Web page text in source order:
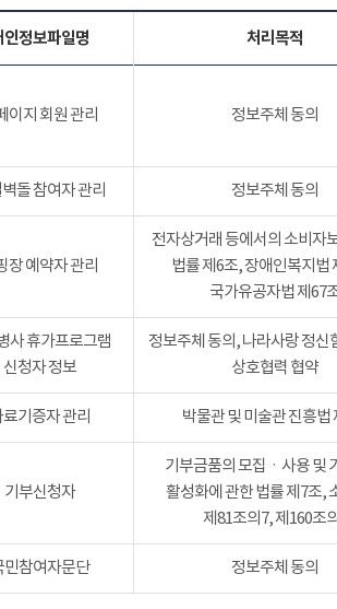
인정보파일명 처리목적
이지 회원 관리 정보주체 동의
돌 참여자 관리 정보주체 동의
장 예약자 관리
전자상거래 등에서의 소비자
법률 제6조, 장애인복지법
국가유공자법 제67
사 휴가프로그램
신청자 정보
정보주체 동의, 나라사랑 정신
상호협력 협약
기증자 관리 박물관 및 미술관 진흥법
기부신청자
기부금품의 모집ㆍ사용 및
활성화에 관한 법률 제7조,
제81조의7, 제160조
민참여자문단 정보주체 동의